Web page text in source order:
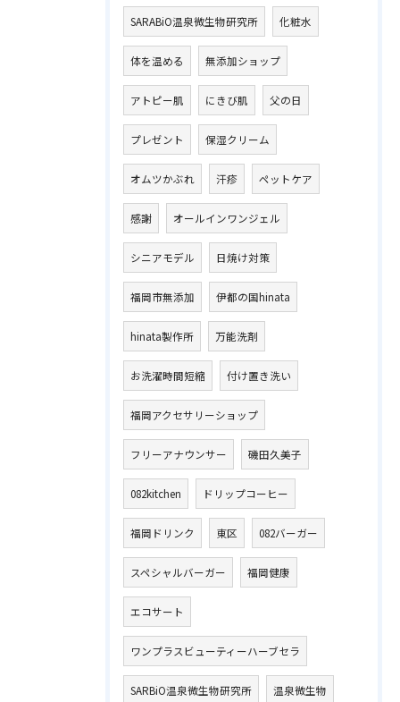
SARABiO温泉微生物研究所 化粧水
体を温める 無添加ショップ
アトピー肌 にきび肌 父の日
プレゼント 保湿クリーム
オムツかぶれ 汗疹 ペットケア
感謝 オールインワンジェル
シニアモデル 日焼け対策
福岡市無添加 伊都の国hinata
hinata製作所 万能洗剤
お洗濯時間短縮 付け置き洗い
福岡アクセサリーショップ
フリーアナウンサー 磯田久美子
082kitchen ドリップコーヒー
福岡ドリンク 東区 082バーガー
スペシャルバーガー 福岡健康
エコサート
ワンプラスビューティーハーブセラ
SARBiO温泉微生物研究所 温泉微生物